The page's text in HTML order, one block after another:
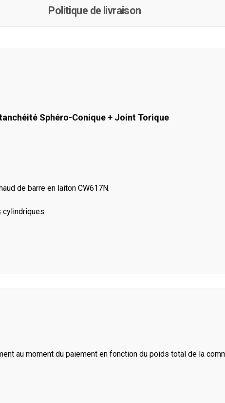
Politique de livraison
Sphéro-Conique + Joint Torique
de barre en laiton CW617N.
cylindriques.
au moment du paiement en fonction du poids total de la